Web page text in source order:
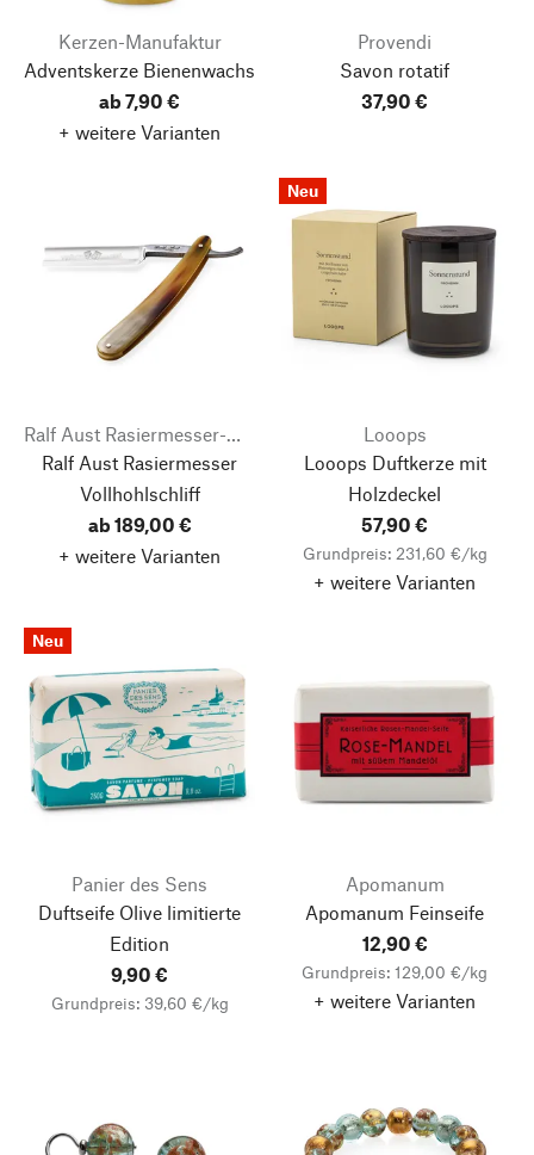
Kerzen-Manufaktur
Adventskerze Bienenwachs
ab 7,90 €
+ weitere Varianten
Provendi
Savon rotatif
37,90 €
Ralf Aust Rasiermesser-Manufaktur
Ralf Aust Rasiermesser
Vollhohlschliff
ab 189,00 €
+ weitere Varianten
Neu
Looops
Looops Duftkerze mit
Holzdeckel
57,90 €
Grundpreis: 231,60 €/kg
+ weitere Varianten
Neu
Panier des Sens
Duftseife Olive limitierte
Edition
9,90 €
Grundpreis: 39,60 €/kg
Apomanum
Apomanum Feinseife
12,90 €
Grundpreis: 129,00 €/kg
+ weitere Varianten